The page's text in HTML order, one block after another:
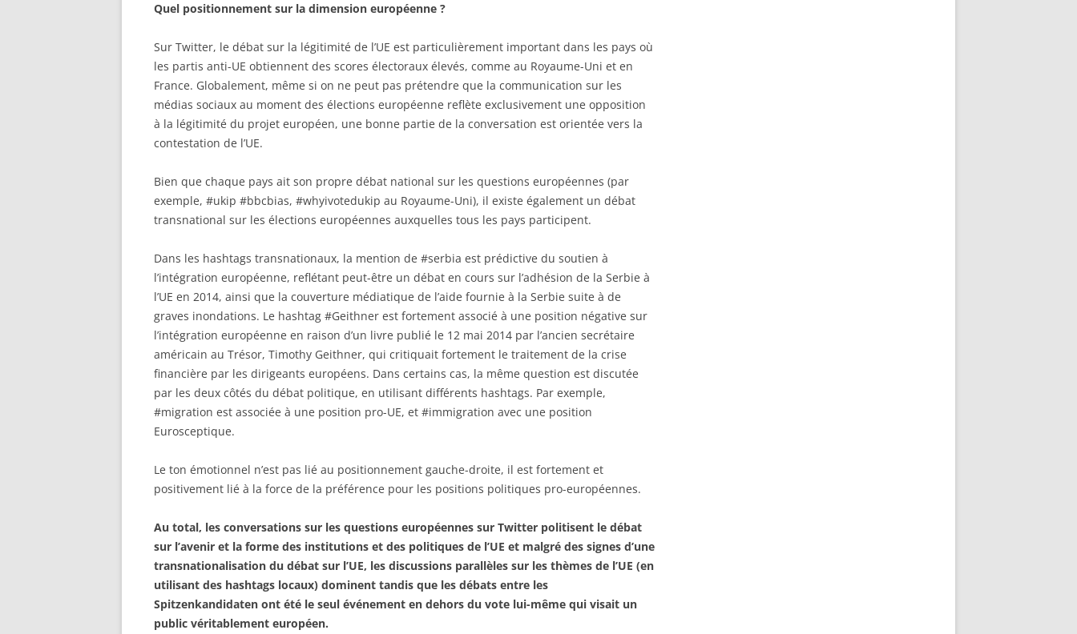
Quel positionnement sur la dimension européenne ?
Sur Twitter, le débat sur la légitimité de l’UE est particulièrement important dans les pays où
les partis anti-UE obtiennent des scores électoraux élevés, comme au Royaume-Uni et en
France. Globalement, même si on ne peut pas prétendre que la communication sur les
médias sociaux au moment des élections européenne reflète exclusivement une opposition
à la légitimité du projet européen, une bonne partie de la conversation est orientée vers la
contestation de l’UE.
Bien que chaque pays ait son propre débat national sur les questions européennes (par
exemple, #ukip #bbcbias, #whyivotedukip au Royaume-Uni), il existe également un débat
transnational sur les élections européennes auxquelles tous les pays participent.
Dans les hashtags transnationaux, la mention de #serbia est prédictive du soutien à
l’intégration européenne, reflétant peut-être un débat en cours sur l’adhésion de la Serbie à
l’UE en 2014, ainsi que la couverture médiatique de l’aide fournie à la Serbie suite à de
graves inondations. Le hashtag #Geithner est fortement associé à une position négative sur
l’intégration européenne en raison d’un livre publié le 12 mai 2014 par l’ancien secrétaire
américain au Trésor, Timothy Geithner, qui critiquait fortement le traitement de la crise
financière par les dirigeants européens. Dans certains cas, la même question est discutée
par les deux côtés du débat politique, en utilisant différents hashtags. Par exemple,
#migration est associée à une position pro-UE, et #immigration avec une position
Eurosceptique.
Le ton émotionnel n’est pas lié au positionnement gauche-droite, il est fortement et
positivement lié à la force de la préférence pour les positions politiques pro-européennes.
Au total, les conversations sur les questions européennes sur Twitter politisent le débat
sur l’avenir et la forme des institutions et des politiques de l’UE et malgré des signes d’une
transnationalisation du débat sur l’UE, les discussions parallèles sur les thèmes de l’UE (en
utilisant des hashtags locaux) dominent tandis que les débats entre les
Spitzenkandidaten ont été le seul événement en dehors du vote lui-même qui visait un
public véritablement européen.